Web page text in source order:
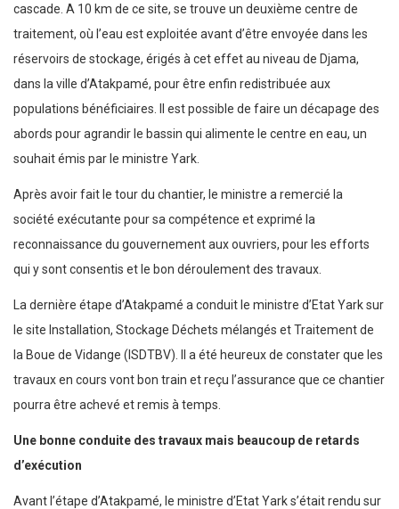
cascade. A 10 km de ce site, se trouve un deuxième centre de
traitement, où l’eau est exploitée avant d’être envoyée dans les
réservoirs de stockage, érigés à cet effet au niveau de Djama,
dans la ville d’Atakpamé, pour être enfin redistribuée aux
populations bénéficiaires. Il est possible de faire un décapage des
abords pour agrandir le bassin qui alimente le centre en eau, un
souhait émis par le ministre Yark.
Après avoir fait le tour du chantier, le ministre a remercié la
société exécutante pour sa compétence et exprimé la
reconnaissance du gouvernement aux ouvriers, pour les efforts
qui y sont consentis et le bon déroulement des travaux.
La dernière étape d’Atakpamé a conduit le ministre d’Etat Yark sur
le site Installation, Stockage Déchets mélangés et Traitement de
la Boue de Vidange (ISDTBV). Il a été heureux de constater que les
travaux en cours vont bon train et reçu l’assurance que ce chantier
pourra être achevé et remis à temps.
Une bonne conduite des travaux mais beaucoup de retards
d’exécution
Avant l’étape d’Atakpamé, le ministre d’Etat Yark s’était rendu sur